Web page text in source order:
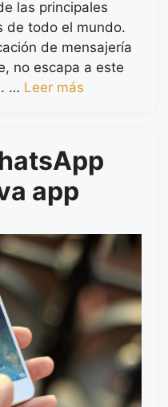
las principales
de todo el mundo.
de mensajería
no escapa a este
… Leer más
app